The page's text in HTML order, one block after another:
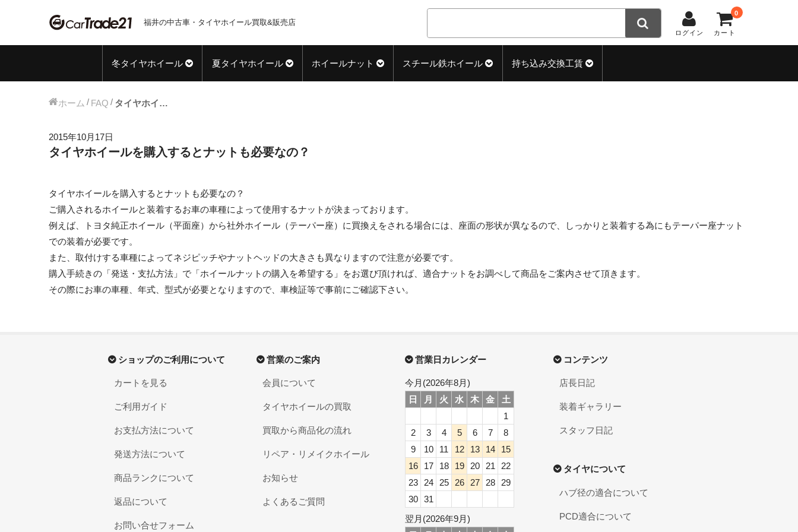
福井の中古車・タイヤホイール買取&販売店
ログイン カート
0
冬タイヤホイール 夏タイヤホイール ホイールナット スチール鉄ホイール 持ち込み交換工賃
ホーム FAQ タイヤホイールを購入するとナットも必要なの？
2015年10月17日
タイヤホイールを購入するとナットも必要なの？
タイヤホイールを購入するとナットも必要なの？
ご購入されるホイールと装着するお車の車種によって使用するナットが決まっております。
例えば、トヨタ純正ホイール（平面座）から社外ホイール（テーパー座）に買換えをされる場合には、座面の形状が異なるので、しっかりと装着する為にもテーパー座ナット
での装着が必要です。
また、取付けする車種によってネジピッチやナットヘッドの大きさも異なりますので注意が必要です。
購入手続きの「発送・支払方法」で「ホイールナットの購入を希望する」をお選び頂ければ、適合ナットをお調べして商品をご案内させて頂きます。
その際にお車の車種、年式、型式が必要となりますので、車検証等で事前にご確認下さい。
ショップのご利用について
カートを見る
ご利用ガイド
お支払方法について
発送方法について
商品ランクについて
返品について
お問い合せフォーム
営業のご案内
会員について
タイヤホイールの買取
買取から商品化の流れ
リペア・リメイクホイール
お知らせ
よくあるご質問
コンテンツ
店長日記
装着ギャラリー
スタッフ日記
タイヤについて
ハブ径の適合について
PCD適合について
営業日カレンダー
今月(2026年8月)
日
月 火 水 木 金
土
1
2
3 4 5 6 7
8
9
10 11 12 13 14
15
16
17 18 19 20 21
22
23
24 25 26 27 28
29
30
31
翌月(2026年9月)